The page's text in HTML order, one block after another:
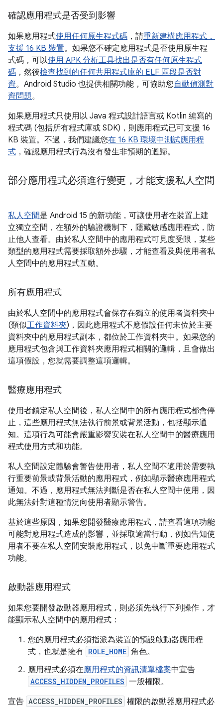
確認應用程式是否受到影響
如果應用程式使用任何原生程式碼 ，請重新建構應用程式，
支援 16 KB 裝置。如果您不確定應用程式是否使用原生程
式碼，可以使用 APK 分析工具找出是否有任何原生程式
碼 ，然後檢查找到的任何共用程式庫的 ELF 區段是否對
齊。Android Studio 也提供相關功能，可協助您自動偵測對
齊問題。
如果應用程式只使用以 Java 程式設計語言或 Kotlin 編寫的
程式碼 (包括所有程式庫或 SDK)，則應用程式已可支援 16
KB 裝置。不過，我們建議您在 16 KB 環境中測試應用程
式 ，確認應用程式行為沒有發生非預期的迴歸。
部分應用程式必須進行變更，才能支援私人空間
私人空間是 Android 15 的新功能，可讓使用者在裝置上建
立獨立空間，在額外的驗證機制下，隱藏敏感應用程式，防
止他人查看。由於私人空間中的應用程式可見度受限，某些
類型的應用程式需要採取額外步驟，才能查看及與使用者私
人空間中的應用程式互動。
所有應用程式
由於私人空間中的應用程式會保存在獨立的使用者資料夾中
(類似工作資料夾)，因此應用程式不應假設任何未位於主要
資料夾中的應用程式副本，都位於工作資料夾中。如果您的
應用程式包含與工作資料夾應用程式相關的邏輯，且會做出
這項假設，您就需要調整這項邏輯。
醫療應用程式
使用者鎖定私人空間後，私人空間中的所有應用程式都會停
止，這些應用程式無法執行前景或背景活動，包括顯示通
知。這項行為可能會嚴重影響安裝在私人空間中的醫療應用
程式使用方式和功能。
私人空間設定體驗會警告使用者，私人空間不適用於需要執
行重要前景或背景活動的應用程式，例如顯示醫療應用程式
通知。不過，應用程式無法判斷是否在私人空間中使用，因
此無法針對這種情況向使用者顯示警告。
基於這些原因，如果您開發醫療應用程式，請查看這項功能
可能對應用程式造成的影響，並採取適當行動，例如告知使
用者不要在私人空間安裝應用程式，以免中斷重要應用程式
功能。
啟動器應用程式
如果您要開發啟動器應用程式，則必須先執行下列操作，才
能顯示私人空間中的應用程式：
您的應用程式必須指派為裝置的預設啟動器應用程
式，也就是擁有 ROLE_HOME 角色。
應用程式必須在應用程式的資訊清單檔案中宣告
ACCESS_HIDDEN_PROFILES 一般權限。
宣告 ACCESS_HIDDEN_PROFILES 權限的啟動器應用程式必